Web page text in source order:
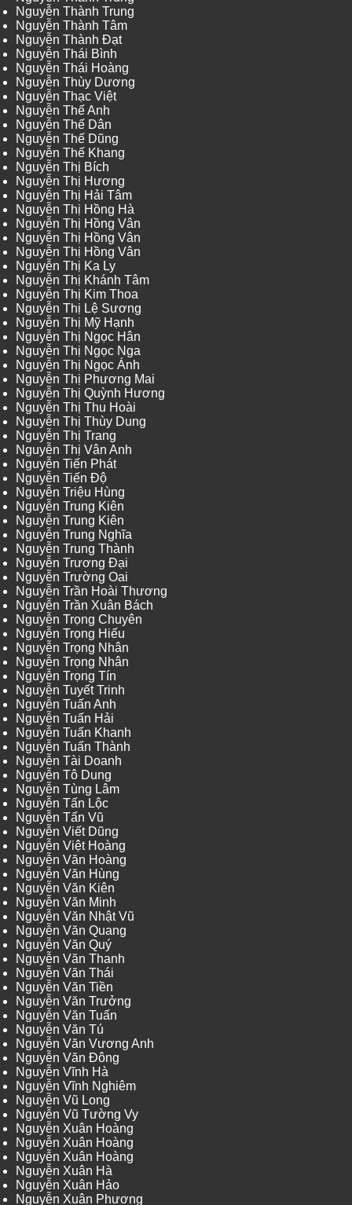
Nguyễn Thành Trung
Nguyễn Thành Tâm
Nguyễn Thành Đạt
Nguyễn Thái Bình
Nguyễn Thái Hoàng
Nguyễn Thùy Dương
Nguyễn Thạc Việt
Nguyễn Thế Anh
Nguyễn Thế Dân
Nguyễn Thế Dũng
Nguyễn Thế Khang
Nguyễn Thị Bích
Nguyễn Thị Hương
Nguyễn Thị Hải Tâm
Nguyễn Thị Hồng Hà
Nguyễn Thị Hồng Vân
Nguyễn Thị Hồng Vân
Nguyễn Thị Hồng Vân
Nguyễn Thị Ka Ly
Nguyễn Thị Khánh Tâm
Nguyễn Thị Kim Thoa
Nguyễn Thị Lệ Sương
Nguyễn Thị Mỹ Hạnh
Nguyễn Thị Ngọc Hân
Nguyễn Thị Ngọc Nga
Nguyễn Thị Ngọc Ánh
Nguyễn Thị Phương Mai
Nguyễn Thị Quỳnh Hương
Nguyễn Thị Thu Hoài
Nguyễn Thị Thùy Dung
Nguyễn Thị Trang
Nguyễn Thị Vân Anh
Nguyễn Tiến Phát
Nguyễn Tiến Độ
Nguyễn Triệu Hùng
Nguyễn Trung Kiên
Nguyễn Trung Kiên
Nguyễn Trung Nghĩa
Nguyễn Trung Thành
Nguyễn Trương Đại
Nguyễn Trường Oai
Nguyễn Trần Hoài Thương
Nguyễn Trần Xuân Bách
Nguyễn Trọng Chuyên
Nguyễn Trọng Hiếu
Nguyễn Trọng Nhân
Nguyễn Trọng Nhân
Nguyễn Trọng Tín
Nguyễn Tuyết Trinh
Nguyễn Tuấn Anh
Nguyễn Tuấn Hải
Nguyễn Tuấn Khanh
Nguyễn Tuấn Thành
Nguyễn Tài Doanh
Nguyễn Tô Dung
Nguyễn Tùng Lâm
Nguyễn Tấn Lộc
Nguyễn Tấn Vũ
Nguyễn Viết Dũng
Nguyễn Việt Hoàng
Nguyễn Văn Hoàng
Nguyễn Văn Hùng
Nguyễn Văn Kiên
Nguyễn Văn Minh
Nguyễn Văn Nhật Vũ
Nguyễn Văn Quang
Nguyễn Văn Quý
Nguyễn Văn Thanh
Nguyễn Văn Thái
Nguyễn Văn Tiền
Nguyễn Văn Trưởng
Nguyễn Văn Tuấn
Nguyễn Văn Tú
Nguyễn Văn Vương Anh
Nguyễn Văn Đông
Nguyễn Vĩnh Hà
Nguyễn Vĩnh Nghiêm
Nguyễn Vũ Long
Nguyễn Vũ Tường Vy
Nguyễn Xuân Hoàng
Nguyễn Xuân Hoàng
Nguyễn Xuân Hoàng
Nguyễn Xuân Hà
Nguyễn Xuân Hảo
Nguyễn Xuân Phương